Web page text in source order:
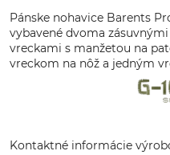
Pánske nohavice Barents
vybavené dvoma
vreckami s manžetou na
vreckom na nôž a jedným
Kontaktné informácie